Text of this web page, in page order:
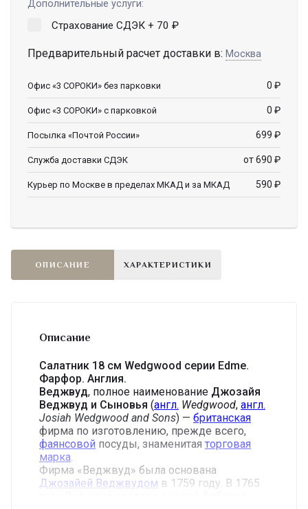
Дополнительные услуги:
Страхование СДЭК + 70 ₽
Предварительный расчет доставки в: Москва
Офис «3 СОРОКИ» без парковки 0 ₽
Офис «3 СОРОКИ» с парковкой 0 ₽
Посылка «Почтой России» 699 ₽
Служба доставки СДЭК от 690 ₽
Курьер по Москве в пределах МКАД и за МКАД 590 ₽
ОПИСАНИЕ ХАРАКТЕРИСТИКИ
Описание
Салатник 18 см Wedgwood серии Edme.
Фарфор. Англия.
Веджвуд, полное наименование Джозайя
Веджвуд и Сыновья (англ. Wedgwood, англ.
Josiah Wedgwood and Sons) — британская
фирма по изготовлению, прежде всего,
фаянсовой посуды, знаменитая торговая
марка
Фирма «Веджвуд» была основана
Джозайей Веджвудом в 1759 году. В 1765